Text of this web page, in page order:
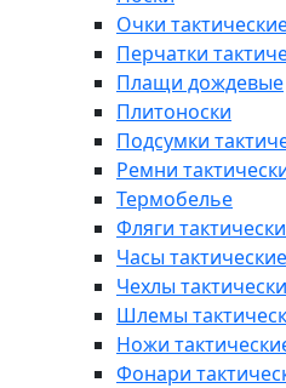
Очки
Перчатки
Плащи дождевые
Плитоноски
Подсумки
Ремни
Термобелье
Фляги
Часы тактические
Чехлы
Шлемы
Ножи
Фонари